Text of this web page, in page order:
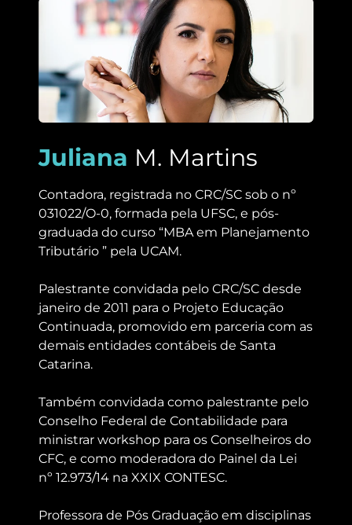
Juliana M. Martins
Contadora, registrada no CRC/SC sob o nº
031022/O-0, formada pela UFSC, e pós-
graduada do curso “MBA em Planejamento
Tributário ” pela UCAM.
Palestrante convidada pelo CRC/SC desde
janeiro de 2011 para o Projeto Educação
Continuada, promovido em parceria com as
demais entidades contábeis de Santa
Catarina.
Também convidada como palestrante pelo
Conselho Federal de Contabilidade para
ministrar workshop para os Conselheiros do
CFC, e como moderadora do Painel da Lei
nº 12.973/14 na XXIX CONTESC.
Professora de Pós Graduação em disciplinas